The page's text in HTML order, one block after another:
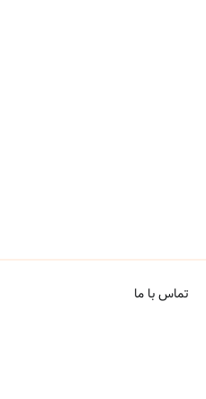
تماس با ما